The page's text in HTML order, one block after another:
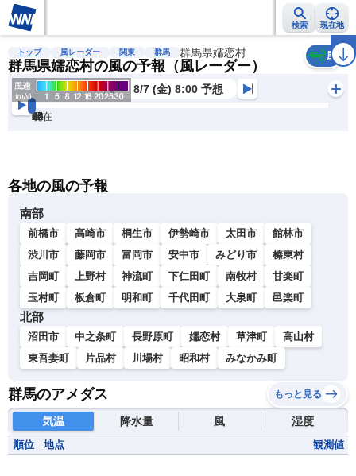
検索 現在地
雨雲レーダー 台風情報 地震情報 警報・注意報 2週間天気 ラ
トップ 風レーダー 関東 群馬 群馬県嬬恋村
群馬県嬬恋村の風の予報（風レーダー）
風
8/7 (金) 8:00 予想
現在
6h
12
24
36
48
60
72
各地の風の予報
南部
前橋市 高崎市 桐生市 伊勢崎市 太田市
館林市
渋川市
藤岡市 富岡市 安中市 みどり市
榛東村
吉岡町
上野村 神流町 下仁田町 南牧村
甘楽町
玉村町
板倉町 明和町 千代田町 大泉町 邑楽町
北部
沼田市 中之条町 長野原町 嬬恋村 草津町
高山村
東吾妻町
片品村 川場村 昭和村 みなかみ町
群馬のアメダス もっと見る
気温 降水量 風 湿度
順位 地点 観測値